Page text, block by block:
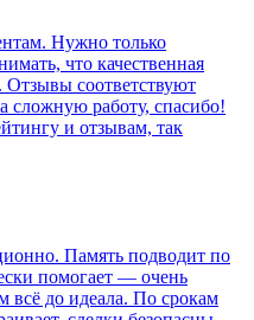
Нужно только
что качественная
соответствуют
работу, спасибо!
и отзывам, так
Память подводит по
помогает — очень
всё до идеала. По срокам